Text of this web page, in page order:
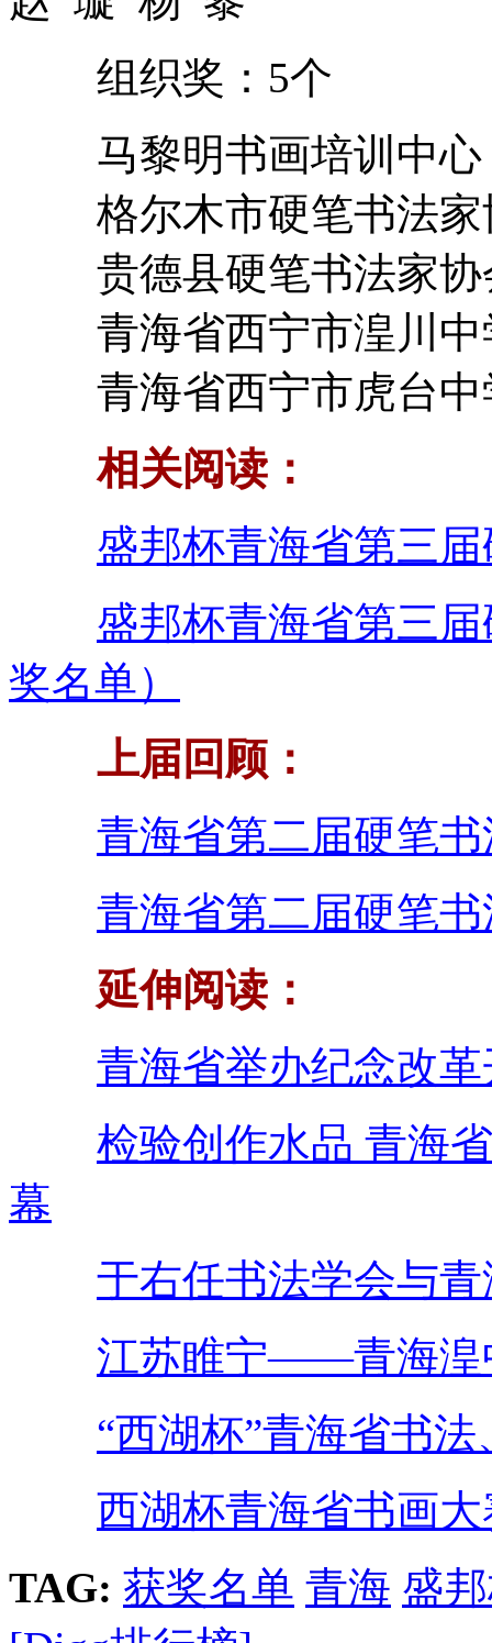
组织奖：5个
马黎明书画培训中心
格尔木市硬笔书法家
贵德县硬笔书法家协
青海省西宁市湟川中
青海省西宁市虎台中
相关阅读：
盛邦杯青海省第三
盛邦杯青海省第三
奖名单）
上届回顾：
青海省第二届硬笔
青海省第二届硬笔
延伸阅读：
青海省举办纪念改
检验创作水品 青海
幕
于右任书法学会与
江苏睢宁——青海湟
“西湖杯”青海省书
西湖杯青海省书画
TAG: 获奖名单 青海 盛